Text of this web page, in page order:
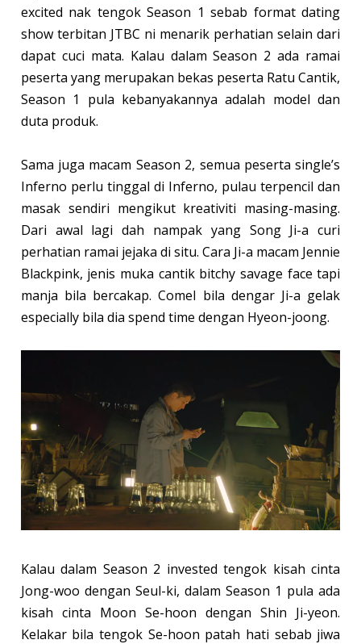
excited nak tengok Season 1 sebab format dating
show terbitan JTBC ni menarik perhatian selain dari
dapat cuci mata. Kalau dalam Season 2 ada ramai
peserta yang merupakan bekas peserta Ratu Cantik,
Season 1 pula kebanyakannya adalah model dan
duta produk.
Sama juga macam Season 2, semua peserta single’s
Inferno perlu tinggal di Inferno, pulau terpencil dan
masak sendiri mengikut kreativiti masing-masing.
Dari awal lagi dah nampak yang Song Ji-a curi
perhatian ramai jejaka di situ. Cara Ji-a macam Jennie
Blackpink, jenis muka cantik bitchy savage face tapi
manja bila bercakap. Comel bila dengar Ji-a gelak
especially bila dia spend time dengan Hyeon-joong.
Kalau dalam Season 2 invested tengok kisah cinta
Jong-woo dengan Seul-ki, dalam Season 1 pula ada
kisah cinta Moon Se-hoon dengan Shin Ji-yeon.
Kelakar bila tengok Se-hoon patah hati sebab jiwa